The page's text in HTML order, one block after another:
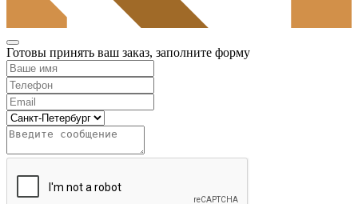
Готовы принять ваш заказ, заполните форму